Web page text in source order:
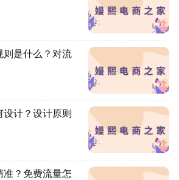
则是什么？对流
计？设计原则
准？免费流量怎